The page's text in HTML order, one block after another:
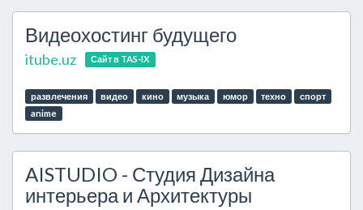
Видеохостинг будущего
itube.uz Сайт в TAS-IX
развлечения видео кино музыка юмор техно
спорт
anime
AISTUDIO - Студия Дизайна
интерьера и Архитектуры